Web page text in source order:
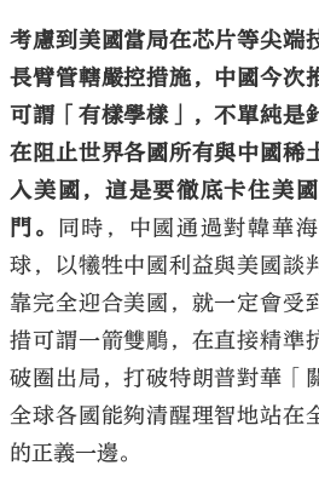
考慮到美國當局在芯片等尖端
長臂管轄嚴控措施，中國今次
可謂「有樣學樣」，不單純是
在阻止世界各國所有與中國稀
入美國，這是要徹底卡住美
門。
同時，中國通過對韓華
球，以犧牲中國利益與美國談
靠完全迎合美國，就一定會受
措可謂一箭雙鵰，在直接精準
破圈出局，打破特朗普對華「
全球各國能夠清醒理智地站在
的正義一邊。